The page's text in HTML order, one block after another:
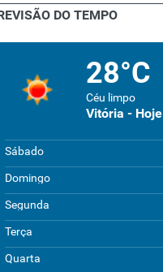
DO TEMPO
28°C
Céu limpo
Vitória - Hoje
Sábado
Domingo
Segunda
Terça
Quarta